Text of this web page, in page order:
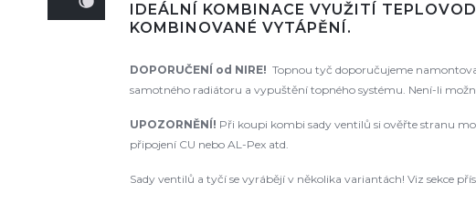
IDEÁLNÍ KOMBINACE VYUŽITÍ
KOMBINOVANÉ VYTÁPĚNÍ.
DOPORUČENÍ od NIRE! Topnou tyč doporučujeme
samotného radiátoru a vypuštění topného systému. Není-li
UPOZORNĚNÍ! Při koupi kombi sady ventilů si ověřte stranu
připojení CU nebo AL-Pex atd.
Sady ventilů a tyčí se vyrábějí v několika variantách! Viz sekce